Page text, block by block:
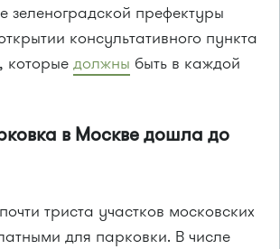
зеленоградской префектуры
консультативного пункта
которые должны быть в каждой
в Москве дошла до
триста участков московских
для парковки. В числе